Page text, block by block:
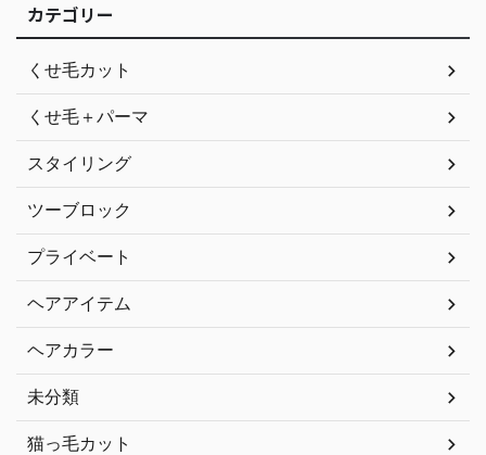
カテゴリー
くせ毛カット
くせ毛＋パーマ
スタイリング
ツーブロック
プライベート
ヘアアイテム
ヘアカラー
未分類
猫っ毛カット